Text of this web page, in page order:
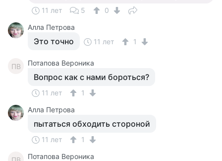
11 лет 5
0
Алла Петрова
Это точно 11 лет 1
ПВ Потапова Вероника
Вопрос как с нами бороться?
11 лет
1
Алла Петрова
пытаться обходить стороной
11 лет 1
Потапова Вероника